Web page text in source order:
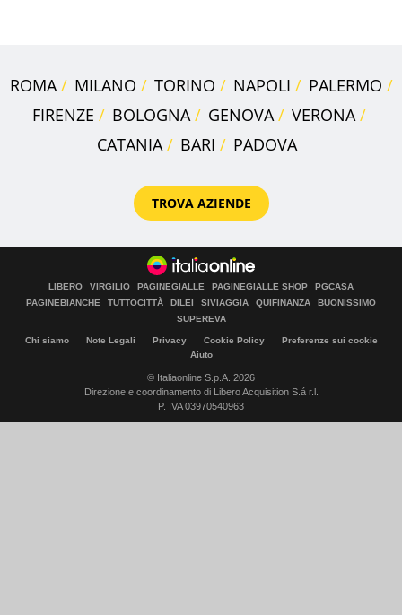
ROMA MILANO TORINO NAPOLI
PALERMO
FIRENZE
BOLOGNA GENOVA
VERONA
CATANIA
BARI PADOVA
TROVA AZIENDE
LIBERO VIRGILIO PAGINEGIALLE PAGINEGIALLE SHOP
PGCASA
PAGINEBIANCHE
TUTTOCITTÀ DILEI SIVIAGGIA QUIFINANZA
BUONISSIMO
SUPEREVA
Chi siamo Note Legali Privacy Cookie Policy
Preferenze sui cookie
Aiuto
© Italiaonline S.p.A. 2026
Direzione e coordinamento di Libero Acquisition S.á r.l.
P. IVA 03970540963